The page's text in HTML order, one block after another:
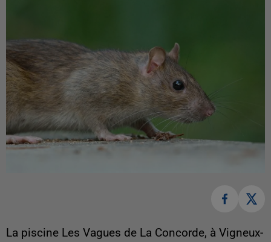
La piscine Les Vagues de La Concorde, à Vigneux-